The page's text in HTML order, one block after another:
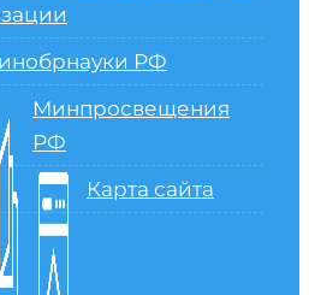
РФ
Минпросвещения
РФ
Карта сайта